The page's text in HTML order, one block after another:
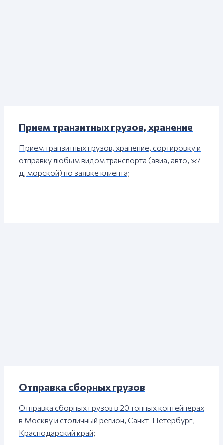
Прием транзитных грузов, хранение
Прием транзитных грузов, хранение, сортировку и
отправку любым видом транспорта (авиа, авто, ж/
д, морской) по заявке клиента;
Отправка сборных грузов
Отправка сборных грузов в 20 тонных контейнерах
в Москву и столичный регион, Санкт-Петербург,
Краснодарский край;